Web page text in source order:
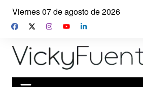
Saltar
contenido
Viernes 07 de agosto de 2026